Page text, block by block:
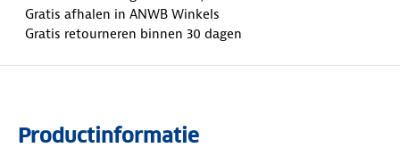
Gratis afhalen in ANWB Winkels
Gratis retourneren binnen 30 dagen
Productinformatie